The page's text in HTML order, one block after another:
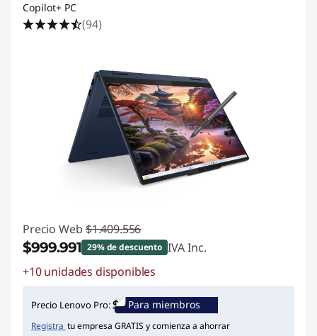
Copilot+ PC
(94)
Precio Web $1.409.556
$999.991 29% de descuento IVA Inc.
Ahorros instantáneos :
+10 unidades disponibles
Precio Lenovo Pro: Para miembros
Registra tu empresa GRATIS y comienza a ahorrar